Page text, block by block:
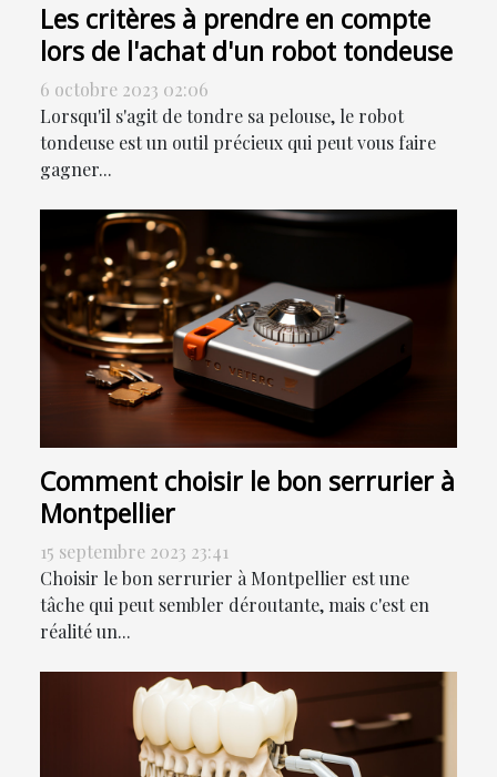
Les critères à prendre en compte
lors de l'achat d'un robot tondeuse
6 octobre 2023 02:06
Lorsqu'il s'agit de tondre sa pelouse, le robot
tondeuse est un outil précieux qui peut vous faire
gagner...
Comment choisir le bon serrurier à
Montpellier
15 septembre 2023 23:41
Choisir le bon serrurier à Montpellier est une
tâche qui peut sembler déroutante, mais c'est en
réalité un...